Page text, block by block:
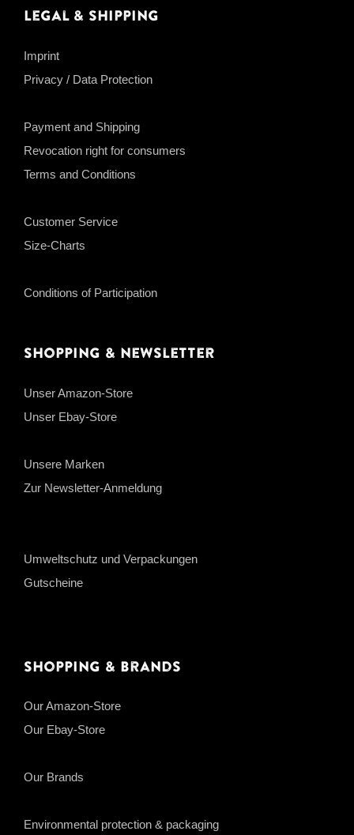
Legal & Shipping
Imprint
Privacy / Data Protection
Payment and Shipping
Revocation right for consumers
Terms and Conditions
Customer Service
Size-Charts
Conditions of Participation
Shopping & Newsletter
Unser Amazon-Store
Unser Ebay-Store
Unsere Marken
Zur Newsletter-Anmeldung
Umweltschutz und Verpackungen
Gutscheine
Shopping & Brands
Our Amazon-Store
Our Ebay-Store
Our Brands
Environmental protection & packaging